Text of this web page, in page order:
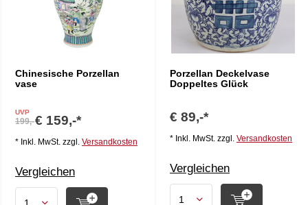
Chinesische Porzellan
vase
UVP
199,-€ 159,-*
* Inkl. MwSt. zzgl. Versandkosten
Vergleichen
Porzellan Deckelvase
Doppeltes Glück
€ 89,-*
* Inkl. MwSt. zzgl. Versandkosten
Vergleichen